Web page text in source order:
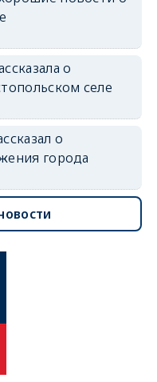
о
селе
о
города